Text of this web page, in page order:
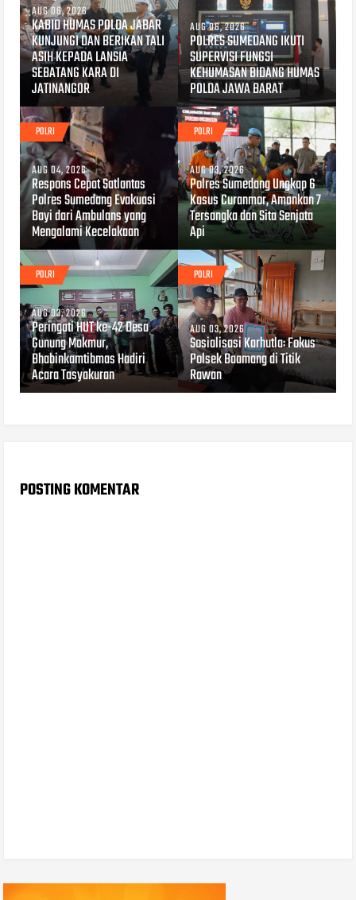
AUG 06, 2026
KABID HUMAS POLDA JABAR
KUNJUNGI DAN BERIKAN TALI
ASIH KEPADA LANSIA
SEBATANG KARA DI
JATINANGOR
AUG 06, 2026
POLRES SUMEDANG IKUTI
SUPERVISI FUNGSI
KEHUMASAN BIDANG HUMAS
POLDA JAWA BARAT
POLRI
AUG 04, 2026
Respons Cepat Satlantas
Polres Sumedang Evakuasi
Bayi dari Ambulans yang
Mengalami Kecelakaan
POLRI
AUG 03, 2026
Polres Sumedang Ungkap 6
Kasus Curanmor, Amankan 7
Tersangka dan Sita Senjata
Api
POLRI
AUG 03, 2026
Peringati HUT ke-42 Desa
Gunung Makmur,
Bhabinkamtibmas Hadiri
Acara Tasyakuran
POLRI
AUG 03, 2026
Sosialisasi Karhutla: Fokus
Polsek Baamang di Titik
Rawan
POSTING KOMENTAR